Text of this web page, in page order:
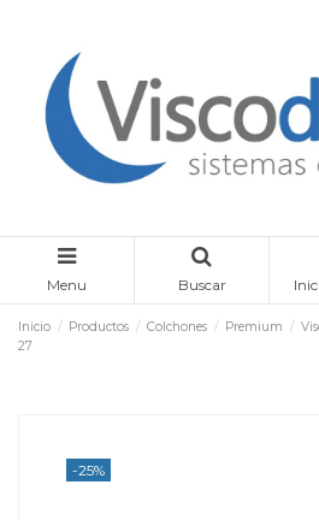
Menu Buscar
Inicio Productos Colchones Premium
27
-25%